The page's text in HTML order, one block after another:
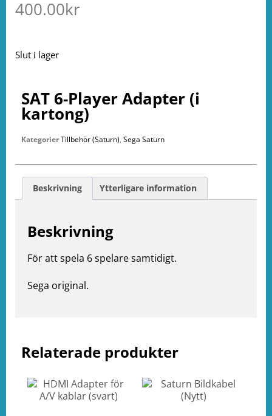
400.00kr
Slut i lager
Relaterade produkter
SAT 6-Player Adapter (i
kartong)
KategorierTillbehör (Saturn), Sega Saturn
Beskrivning Ytterligare information
Beskrivning
För att spela 6 spelare samtidigt.
Sega original.